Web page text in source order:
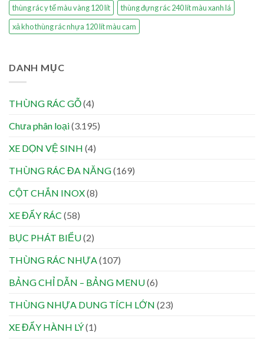
thùng rác y tế màu vàng 120 lít
thùng đựng rác 240 lít màu xanh lá
xả kho thùng rác nhựa 120 lít màu cam
DANH MỤC
THÙNG RÁC GỖ(4)
Chưa phân loại(3.195)
XE DỌN VỆ SINH (4)
THÙNG RÁC ĐA NĂNG(169)
CỘT CHẮN INOX(8)
XE ĐẨY RÁC (58)
BỤC PHÁT BIỂU(2)
THÙNG RÁC NHỰA (107)
BẢNG CHỈ DẪN – BẢNG MENU(6)
THÙNG NHỰA DUNG TÍCH LỚN (23)
XE ĐẨY HÀNH LÝ(1)